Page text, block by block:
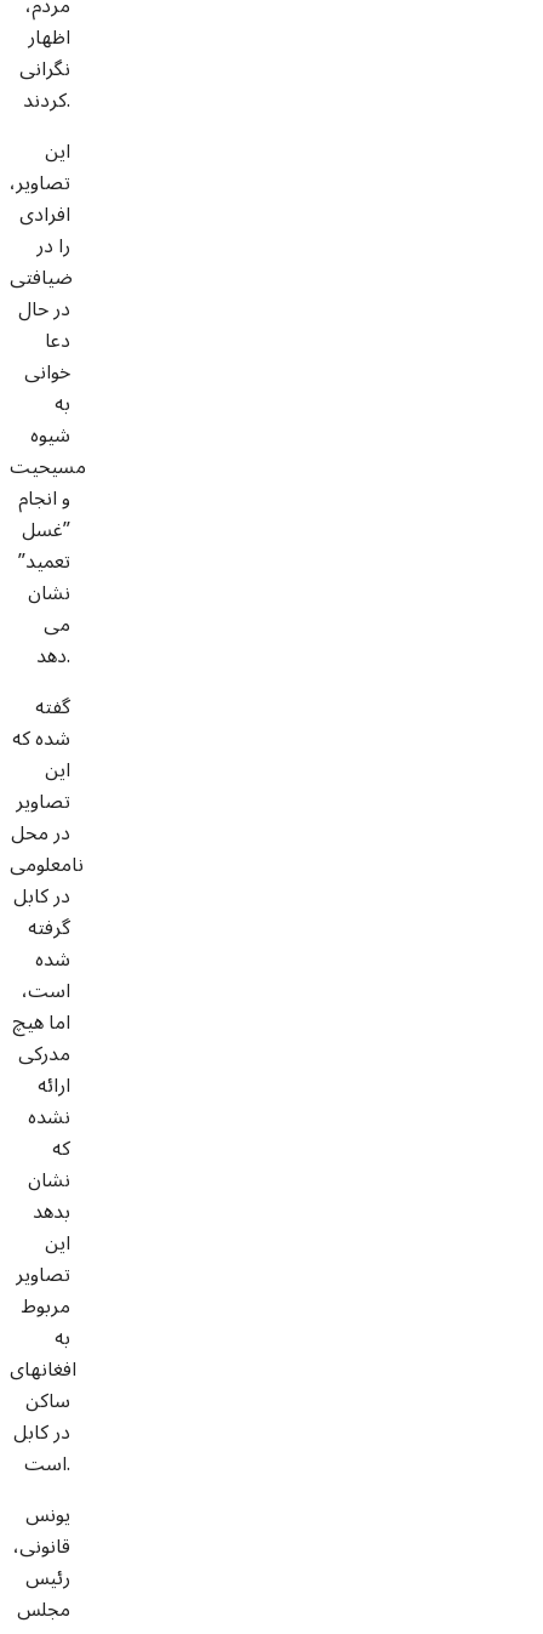
اظهار
نگرانی
کردند.
این
تصاویر،
افرادی
را در
ضیافتی
در حال
دعا
خوانی
به
شیوه
مسیحیت
و انجام
”غسل
تعمید”
نشان
می
دهد.
گفته
شده که
این
تصاویر
در محل
نامعلومی
در کابل
گرفته
شده
است،
اما هیچ
مدرکی
ارائه
نشده
که
نشان
بدهد
این
تصاویر
مربوط
به
افغانهای
ساکن
در کابل
است.
یونس
قانونی،
رئیس
مجلس